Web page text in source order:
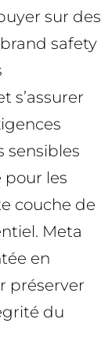
sur des
safety
s’assurer
sensibles
pour les
couche de
Meta
en
préserver
du